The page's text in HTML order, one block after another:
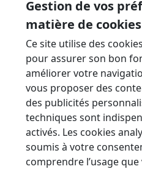
1994
Création de
(51)
Surface de production
Gestion de vos
matière de cookies
Ce site utilise des
pour assurer son bon
améliorer votre
vous proposer des
des publicités
techniques sont
activés. Les cookies
soumis à votre
comprendre l’usage